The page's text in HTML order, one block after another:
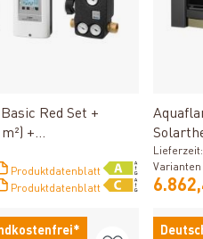
Red Set +
+
+ SWT
Produktdatenblatt
Produktdatenblatt
THKE
Varianten